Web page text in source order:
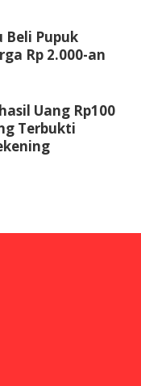
Beli Pupuk
Rp 2.000-an
Uang Rp100
Terbukti